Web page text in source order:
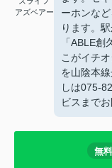
アズベアー
ーホンな
ります。
「ABLE
こがイチ
を山陰本
しは075-
ビスまで
無料